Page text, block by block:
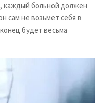
каждый больной должен
сам не возьмет себя в
будет весьма